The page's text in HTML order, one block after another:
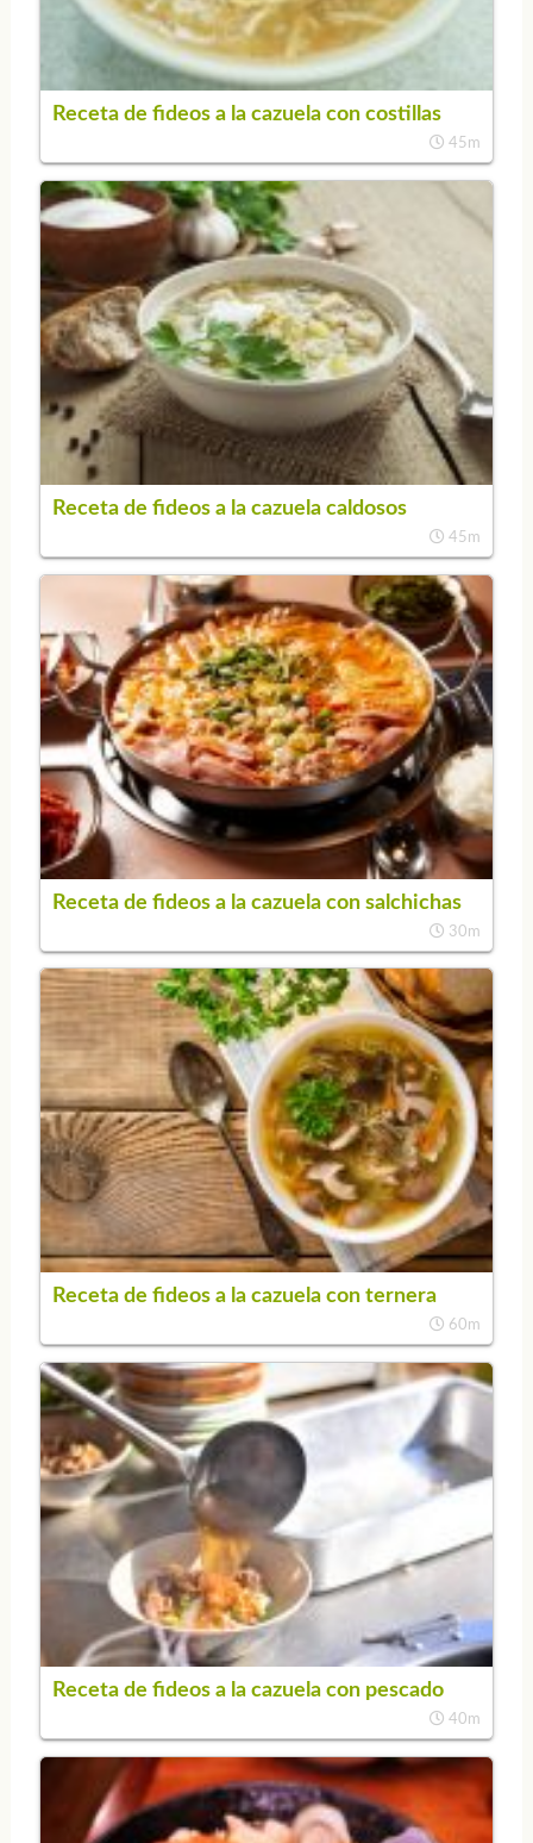
Receta de fideos a la cazuela con costillas
45m
Receta de fideos a la cazuela caldosos
45m
Receta de fideos a la cazuela con salchichas
30m
Receta de fideos a la cazuela con ternera
60m
Receta de fideos a la cazuela con pescado
40m